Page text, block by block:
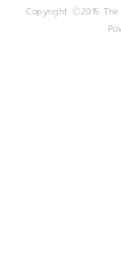
Copyright ©2015